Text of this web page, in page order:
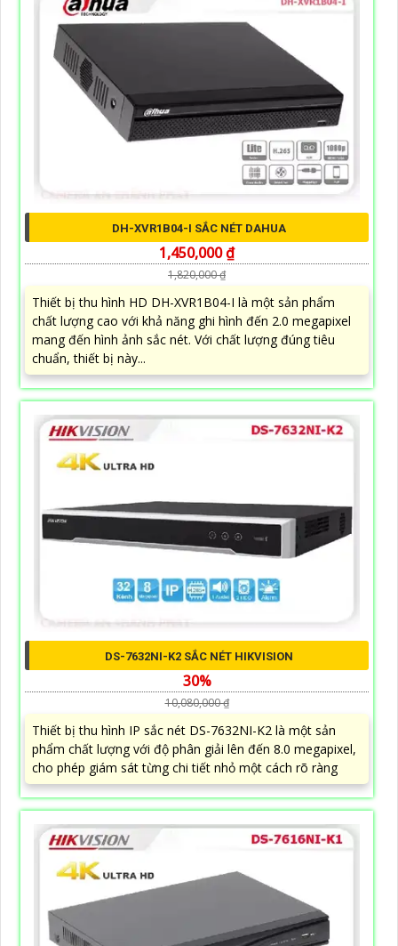
DH-XVR1B04-I SẮC NÉT DAHUA
1,450,000 ₫
1,820,000 ₫
Thiết bị thu hình HD DH-XVR1B04-I là một sản phẩm
chất lượng cao với khả năng ghi hình đến 2.0 megapixel
mang đến hình ảnh sắc nét. Với chất lượng đúng tiêu
chuẩn, thiết bị này...
DS-7632NI-K2 SẮC NÉT HIKVISION
30%
10,080,000 ₫
Thiết bị thu hình IP sắc nét DS-7632NI-K2 là một sản
phẩm chất lượng với độ phân giải lên đến 8.0 megapixel,
cho phép giám sát từng chi tiết nhỏ một cách rõ ràng